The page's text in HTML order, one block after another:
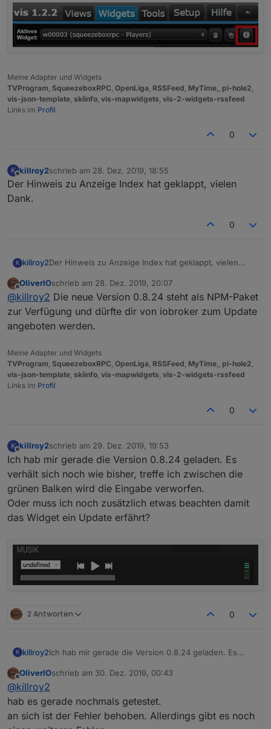
Meine Adapter und Widgets
TVProgram, SqueezeboxRPC, OpenLiga, RSSFeed, MyTime,, pi-hole2,
vis-json-template, skiinfo, vis-mapwidgets, vis-2-widgets-rssfeed
Links im Profil
0
K
Offline
killroy2schrieb am 28. Dez. 2019, 18:55
zuletzt editiert von
Der Hinweis zu Anzeige Index hat geklappt, vielen
Dank.
0
K killroy2Der Hinweis zu Anzeige Index hat geklappt, vielen
Offline
OliverIOschrieb am 28. Dez. 2019, 20:07
zuletzt editiert von
@killroy2 Die neue Version 0.8.24 steht als NPM-Paket
zur Verfügung und dürfte dir von iobroker zum Update
angeboten werden.
Meine Adapter und Widgets
TVProgram SqueezeboxRPC OpenLiga RSSFeed MyTime pi-hole2
vis-json-template skiinfo vis-mapwidgets vis-2-widgets-rssfeed
Links im Profil
0
K
Offline
killroy2schrieb am 29. Dez. 2019, 19:53
zuletzt editiert von
Ich hab mir gerade die Version 0.8.24 geladen. Es
verhält sich noch wie bisher, treffe ich zwischen die
grünen Balken wird die Eingabe verworfen.
Oder muss ich noch zusätzlich etwas beachten damit
das Widget ein Update erfährt?
2 Antworten 0
K killroy2Ich hab mir gerade die Version 0.8.24 geladen. Es
grünen Balken wird die Eingabe verworfen.
Oder muss ich noch zusätzlich etwas beachten damit
das Widget ein Update erfährt?
Offline
OliverIOschrieb am 30. Dez. 2019, 00:43
zuletzt editiert von
@killroy2
hab es gerade nochmals getestet.
an sich ist der Fehler behoben. Allerdings gibt es noch